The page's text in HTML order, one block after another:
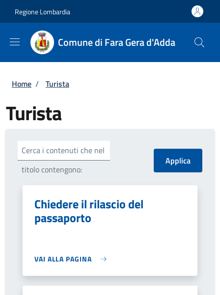
Regione Lombardia
Comune di Fara Gera d'Adda
Briciole di pane
Home / Turista
Turista
Cerca i contenuti che nel
titolo contengono:
Chiedere il rilascio del
passaporto
VAI ALLA PAGINA